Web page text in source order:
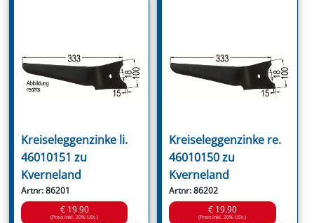
Kreiseleggenzinke li.
46010151 zu
Kverneland
Artnr: 86201
€ 19.90
(Preis inkl. 20% USt.)
Kreiseleggenzinke re.
46010150 zu
Kverneland
Artnr: 86202
€ 19.90
(Preis inkl. 20% USt.)